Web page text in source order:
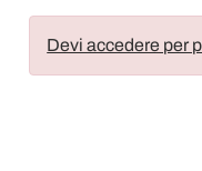
Devi accedere per